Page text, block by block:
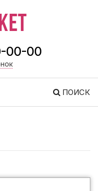
00-00
ПОИСК